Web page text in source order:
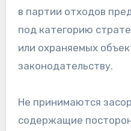
в партии отходов
под категорию
или охраняемых
законодательству.
Не принимаются
содержащие